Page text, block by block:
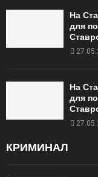
На
для
На
для
КРИМИНАЛ